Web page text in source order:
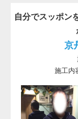
自分でスッポン
京
施工内